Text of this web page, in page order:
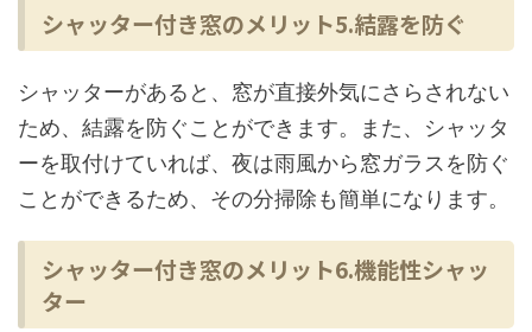
シャッター付き窓のメリット5.結露を防ぐ
シャッターがあると、窓が直接外気にさらされない
ため、結露を防ぐことができます。また、シャッタ
ーを取付けていれば、夜は雨風から窓ガラスを防ぐ
ことができるため、その分掃除も簡単になります。
シャッター付き窓のメリット6.機能性シャッ
ター